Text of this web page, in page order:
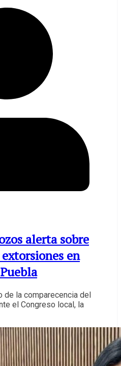
alerta sobre
en
de la comparecencia del
el Congreso local, la